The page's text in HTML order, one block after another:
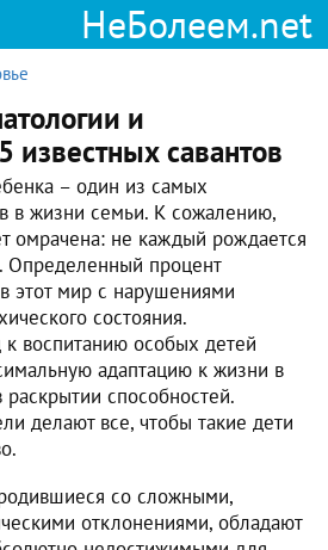
НеБолеем.net
и
известных савантов
– один из самых
в жизни семьи. К сожалению,
омрачена: не каждый рождается
Определенный процент
этот мир с нарушениями
состояния.
воспитанию особых детей
адаптацию к жизни в
способностей.
делают все, чтобы такие дети
со сложными,
отклонениями, обладают